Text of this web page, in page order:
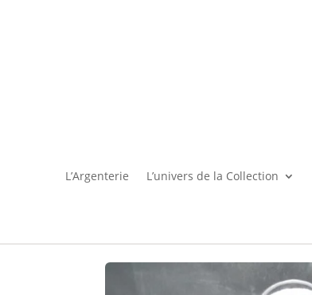
L’Argenterie L’univers de la Collection